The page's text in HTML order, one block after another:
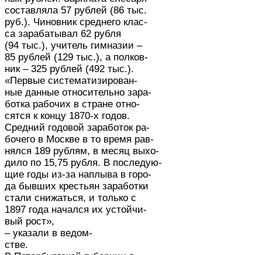
составляла 57 рублей (86 тыс.
руб.). Чиновник среднего клас-
са зарабатывал 62 рубля
(94 тыс.), учитель гимназии –
85 рублей (129 тыс.), а полков-
ник – 325 рублей (492 тыс.).
«Первые систематизирован-
ные данные относительно зара-
ботка рабочих в стране отно-
сятся к концу 1870-х годов.
Средний годовой заработок ра-
бочего в Москве в то время рав-
нялся 189 рублям, в месяц выхо-
дило по 15,75 рубля. В последую-
щие годы из-за наплыва в горо-
да бывших крестьян заработки
стали снижаться, и только с
1897 года начался их устойчи-
вый рост»,
– указали в ведом-
стве.